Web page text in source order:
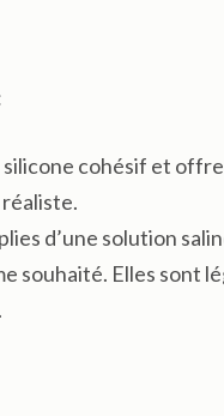
silicone cohésif et
d’une solution
souhaité. Elles sont